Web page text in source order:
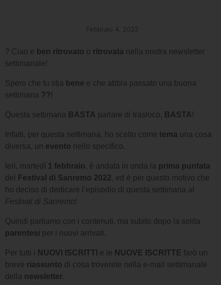
Febbraio 4, 2022
? Ciao e ben ritrovato o ritrovata nella nostra newsletter
settimanale!
Spero che tu stia bene e che abbia passato una buona
settimana ??!
Questa settimana BASTA parlare di trasloco, BASTA !
Infatti, per questa settimana, ho scelto come tema una cosa
diversa, un evento nello specifico.
Ieri, martedì 1 febbraio, è andata in onda la prima puntata
del
Festival di Sanremo 2022, ed è per questo motivo che
ho deciso di dedicare l’episodio di questa settimana al
Festival di Sanremo!
Quindi partiamo con i contenuti, ma subito dopo la solita
parentesi per i nuovi arrivati.
Per tutti i NUOVI ISCRITTI e le NUOVE ISCRITTE farò un
breve riassunto di cosa troverete nella e-mail settimanale
della newsletter.